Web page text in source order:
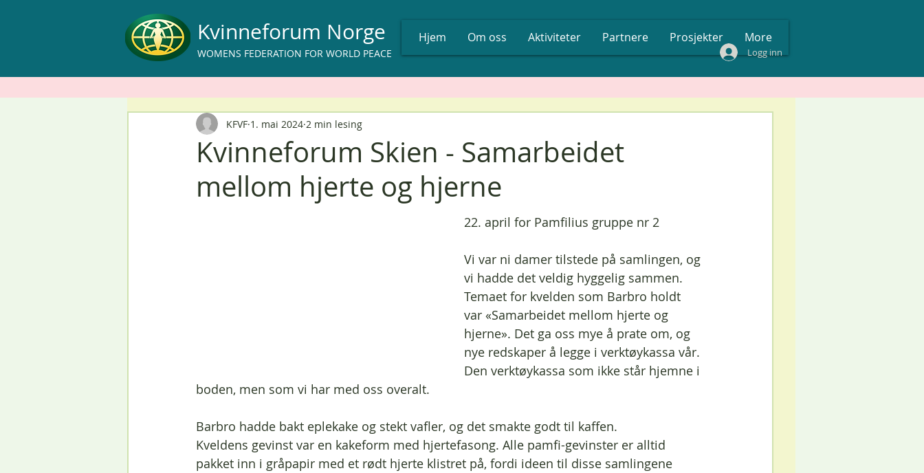
Kvinneforum Norge
WOMENS FEDERATION FOR WORLD PEACE
Hjem Om oss Aktiviteter Partnere Prosjekter More
Logg inn
Kvinneforum Skien - Samarbeidet
mellom hjerte og hjerne
KFVF 1. mai 2024 2 min lesing
22. april for Pamfilius gruppe nr 2
Vi var ni damer tilstede på samlingen, og
vi hadde det veldig hyggelig sammen.
Temaet for kvelden som Barbro holdt
var «Samarbeidet mellom hjerte og
hjerne». Det ga oss mye å prate om, og
nye redskaper å legge i verktøykassa vår.
Den verktøykassa som ikke står hjemne i
boden, men som vi har med oss overalt.
Barbro hadde bakt eplekake og stekt vafler, og det smakte godt til kaffen.
Kveldens gevinst var en kakeform med hjertefasong. Alle pamfi-gevinster er alltid
pakket inn i gråpapir med et rødt hjerte klistret på, fordi ideen til disse samlingene